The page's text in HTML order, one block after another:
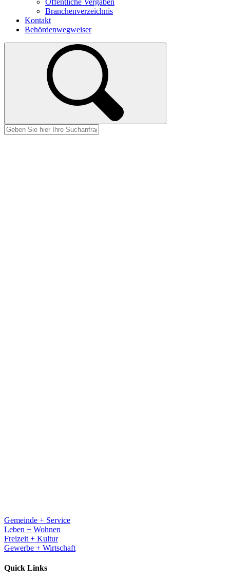
Öffentliche Vergaben
Branchenverzeichnis
Kontakt
Behördenwegweiser
Gemeinde + Service
Leben + Wohnen
Freizeit + Kultur
Gewerbe + Wirtschaft
Quick Links